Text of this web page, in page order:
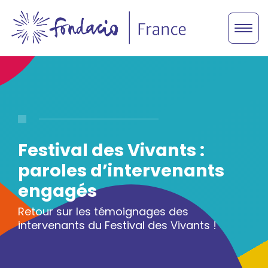
Festival des Vivants :
paroles d’intervenants
engagés
Retour sur les témoignages des
intervenants du Festival des Vivants !